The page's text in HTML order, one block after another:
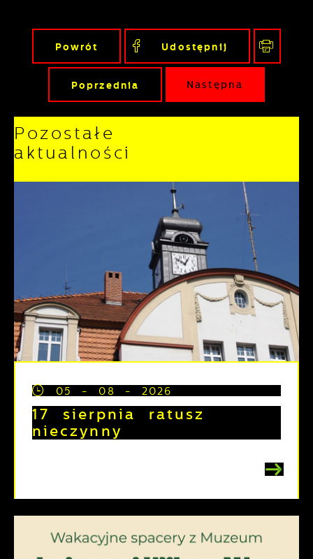
Powrót Udostępnij
Poprzednia Następna
Pozostałe
aktualności
05 - 08 - 2026
17 sierpnia ratusz
nieczynny